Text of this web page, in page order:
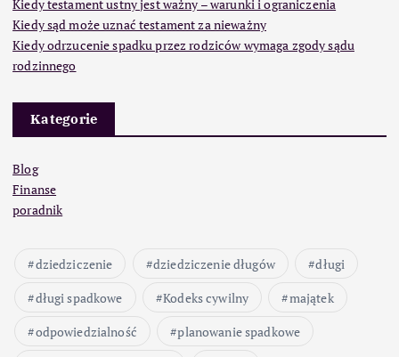
Kiedy testament ustny jest ważny – warunki i ograniczenia
Kiedy sąd może uznać testament za nieważny
Kiedy odrzucenie spadku przez rodziców wymaga zgody sądu
rodzinnego
Kategorie
Blog
Finanse
poradnik
dziedziczenie dziedziczenie długów
długi
długi spadkowe
Kodeks cywilny
majątek
odpowiedzialność
planowanie spadkowe